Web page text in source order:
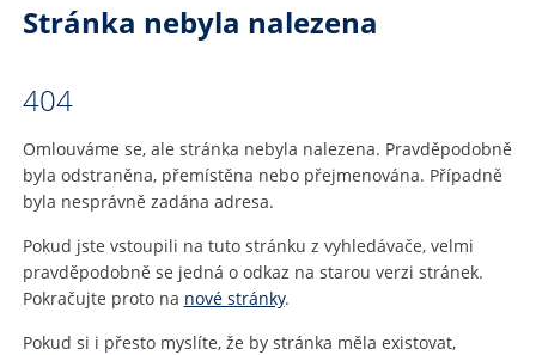
Stránka nebyla nalezena
404
Omlouváme se, ale stránka nebyla nalezena. Pravděpodobně
byla odstraněna, přemístěna nebo přejmenována. Případně
byla nesprávně zadána adresa.
Pokud jste vstoupili na tuto stránku z vyhledávače, velmi
pravděpodobně se jedná o odkaz na starou verzi stránek.
Pokračujte proto na nové stránky.
Pokud si i přesto myslíte, že by stránka měla existovat,